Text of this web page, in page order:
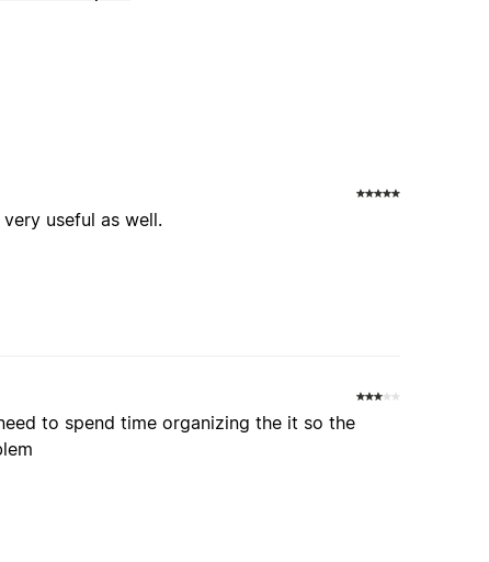
useful as well.
to spend time organizing the it so the